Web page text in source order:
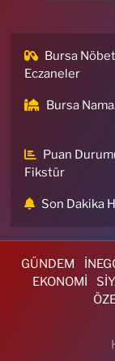
Bursa
Eczaneler
Bursa
Puan
Fikstür
Son Dakika
GÜNDEM
EKONOMİ